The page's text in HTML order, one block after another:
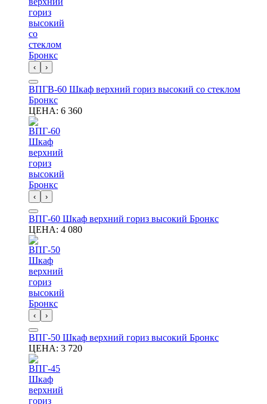
‹ ›
ВПГВ-60 Шкаф верхний гориз высокий со стеклом
Бронкс
ЦЕНА: 6 360
‹ ›
ВПГ-60 Шкаф верхний гориз высокий Бронкс
ЦЕНА: 4 080
‹ ›
ВПГ-50 Шкаф верхний гориз высокий Бронкс
ЦЕНА: 3 720